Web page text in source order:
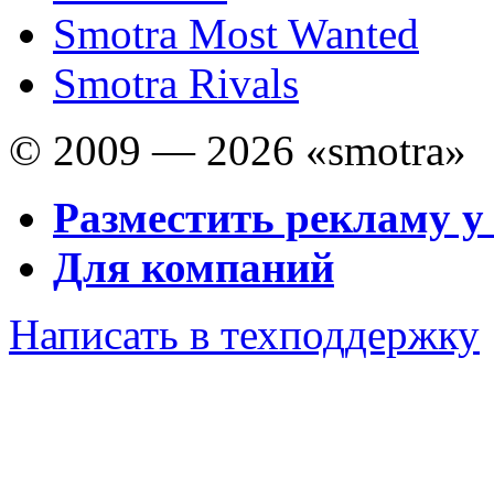
Smotra Most Wanted
Smotra Rivals
© 2009 — 2026 «smotra»
Разместить рекламу у
Для компаний
Написать в техподдержку